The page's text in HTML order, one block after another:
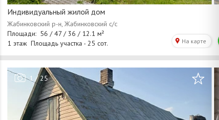
Индивидуальный жилой дом
1 /25